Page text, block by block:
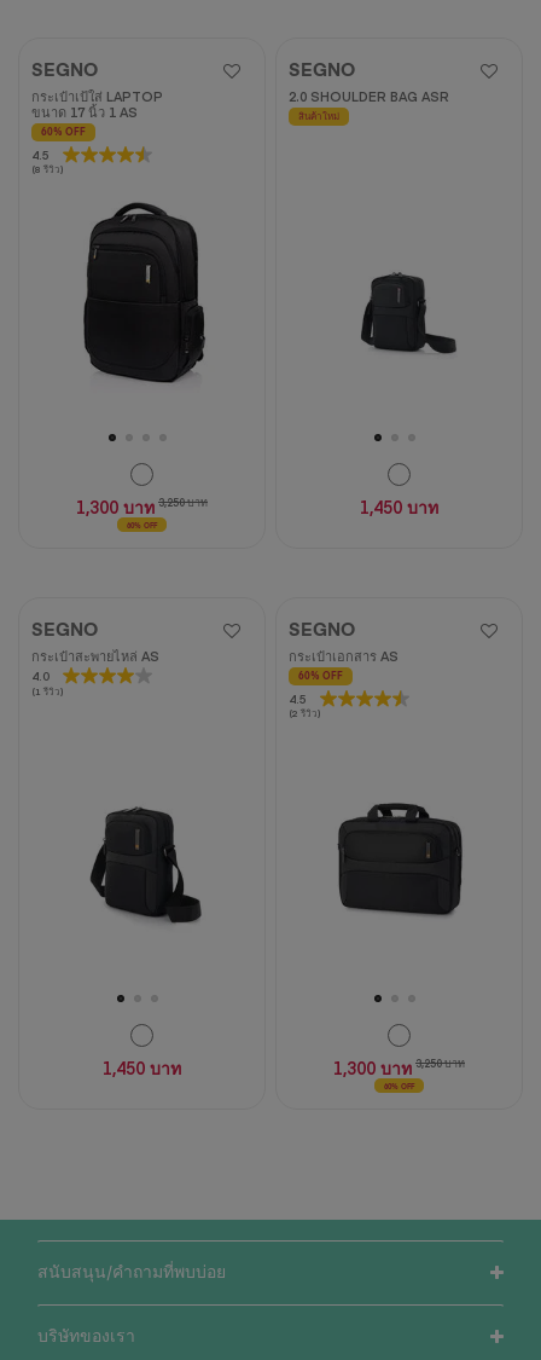
SEGNO
กระเป๋าเป้ใส่ LAPTOP
ขนาด 17 นิ้ว 1 AS
60% OFF
4.5
(8 รีวิว)
4.5
จาก
วิจารณ์
1,300 บาท 3,250 บาท
60% OFF
SEGNO
2.0 SHOULDER BAG ASR
สินค้าใหม่
1,450 บาท
SEGNO
กระเป๋าสะพายไหล่ AS
4.0
(1 รีวิว)
4.0
จาก
1,450 บาท
SEGNO
กระเป๋าเอกสาร AS
60% OFF
4.5
(2 รีวิว)
4.5
จาก
วิจารณ์
1,300 บาท 3,250 บาท
60% OFF
สนับสนุน/คำถามที่พบบ่อย
บริษัทของเรา